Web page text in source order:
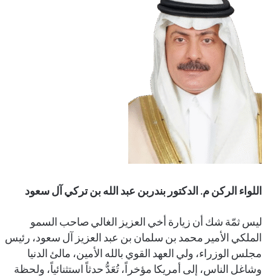
اللواء الركن م. الدکتور بندربن عبد الله بن تركي آل سعود
ليس ثمّة شك أن زيارة أخي العزيز الغالي صاحب السمو
الملكي الأمير محمد بن سلمان بن عبد العزيز آل سعود، رئيس
مجلس الوزراء، ولي العهد القوي بالله الأمين، مالئ الدنيا
وشاغل الناس، إلى أمريكا مؤخراً، تُعَدُّ حدثاً استثنائياً، ولحظة